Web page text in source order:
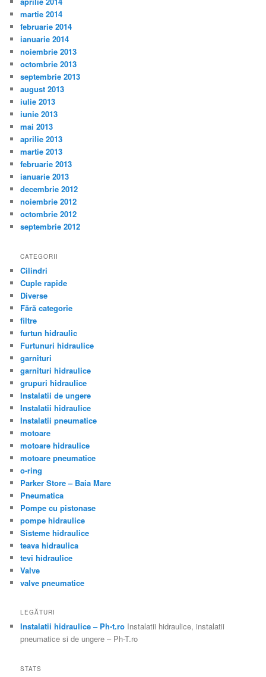
martie 2014
februarie 2014
ianuarie 2014
noiembrie 2013
octombrie 2013
septembrie 2013
august 2013
iulie 2013
iunie 2013
mai 2013
aprilie 2013
martie 2013
februarie 2013
ianuarie 2013
decembrie 2012
noiembrie 2012
octombrie 2012
septembrie 2012
CATEGORII
Cilindri
Cuple rapide
Diverse
Fără categorie
filtre
furtun hidraulic
Furtunuri hidraulice
garnituri
garnituri hidraulice
grupuri hidraulice
Instalatii de ungere
Instalatii hidraulice
Instalatii pneumatice
motoare
motoare hidraulice
motoare pneumatice
o-ring
Parker Store – Baia Mare
Pneumatica
Pompe cu pistonase
pompe hidraulice
Sisteme hidraulice
teava hidraulica
tevi hidraulice
Valve
valve pneumatice
LEGĂTURI
Instalatii hidraulice – Ph-t.ro Instalatii hidraulice, instalatii
pneumatice si de ungere – Ph-T.ro
STATS